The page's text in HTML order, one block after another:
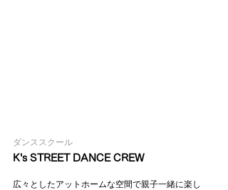
K's STREET DANCE CREW
ダンススクール
広々としたアットホームな空間で親子一緒に楽し